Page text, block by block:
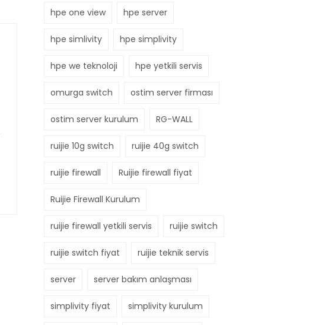
hpe one view hpe server
hpe simlivity hpe simplivity
hpe we teknoloji hpe yetkili servis
omurga switch ostim server firması
ostim server kurulum RG-WALL
ruijie 10g switch ruijie 40g switch
ruijie firewall Ruijie firewall fiyat
Ruijie Firewall Kurulum
ruijie firewall yetkili servis ruijie switch
ruijie switch fiyat ruijie teknik servis
server server bakım anlaşması
simplivity fiyat simplivity kurulum